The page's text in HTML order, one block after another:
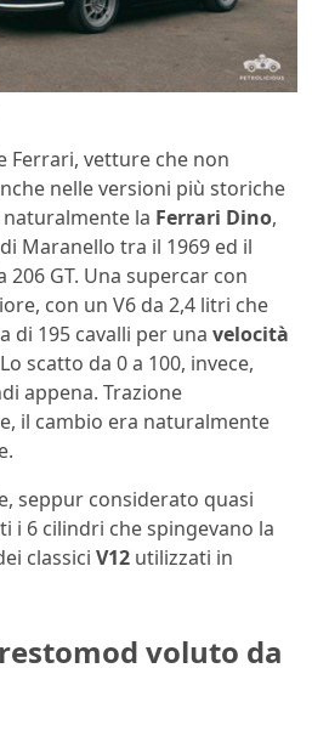
Ferrari, vetture che non
nelle versioni più storiche
la Ferrari Dino,
Maranello tra il 1969 ed il
206 GT. Una supercar con
con un V6 da 2,4 litri che
di 195 cavalli per una velocità
scatto da 0 a 100, invece,
appena. Trazione
il cambio era naturalmente
seppur considerato quasi
i 6 cilindri che spingevano la
classici V12 utilizzati in
voluto da